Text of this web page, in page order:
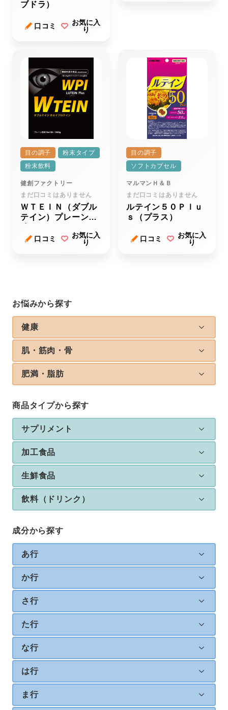
お悩みから探す
健康
肌・筋肉・骨
肥満・脂肪
商品タイプから探す
サプリメント
加工食品
生鮮食品
飲料（ドリンク）
成分から探す
あ行
か行
さ行
た行
な行
は行
ま行
ブドラ）
口コミ
お気に入
り
目の調子
粉末タイプ
粉末飲料
健創ファクトリー
まだ口コミはありません
ＷＴＥＩＮ（ダブル
テイン）プレーン風
口コミ
お気に入
り
目の調子
ソフトカプセル
マルマンＨ＆Ｂ
まだ口コミはありません
ルテイン５０Ｐｌｕ
ｓ（プラス）
口コミ
お気に入
り